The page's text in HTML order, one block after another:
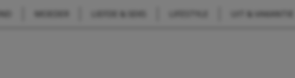
MOEDER LIEFDE & SEKS UIT & VAKANTIE